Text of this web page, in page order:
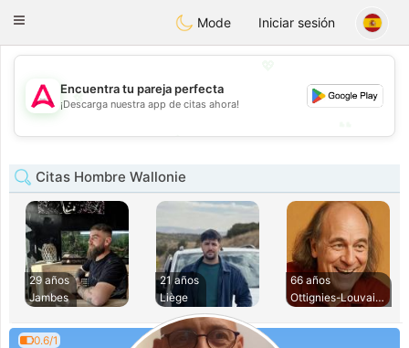
Tantôt
Toggle
Mode Iniciar sesión
💖
💕
Encuentra tu pareja perfecta
¡Descarga nuestra app de citas ahora!
Citas Hombre Wallonie
29 años
Jambes
21 años
Liège
66 años
Ottignies-Louvain-
0.6/1